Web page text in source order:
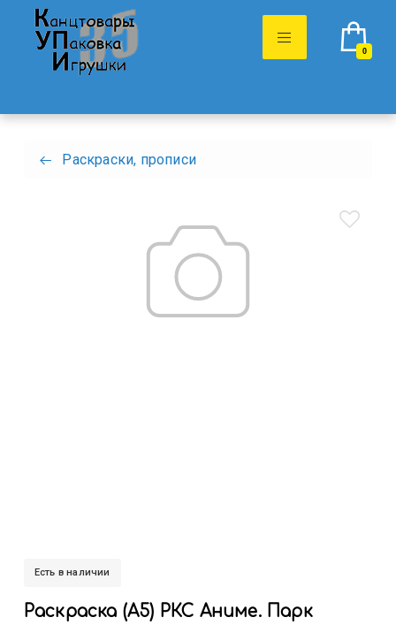
0
Раскраски, прописи
Есть в наличии
Раскраска (А5) РКС Аниме. Парк